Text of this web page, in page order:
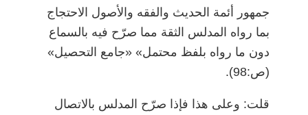
جمهور أئمة الحديث والفقه والأصول الاحتجاج
بما رواه المدلس الثقة مما صرّح فيه بالسماع
دون ما رواه بلفظ محتمل» «جامع التحصيل»
(ص:98).
قلت: وعلى هذا فإذا صرّح المدلس بالاتصال